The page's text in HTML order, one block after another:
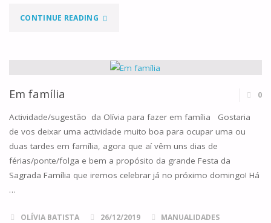
CONTINUE READING"PÕE
DEDO!
O
Em família 0
Actividade/sugestão da Olívia para fazer em família Gostaria
de vos deixar uma actividade muito boa para ocupar uma ou
duas tardes em família, agora que aí vêm uns dias de
férias/ponte/folga e bem a propósito da grande Festa da
Sagrada Família que iremos celebrar já no próximo domingo! Há
…
OLÍVIA BATISTA 26/12/2019 MANUALIDADES